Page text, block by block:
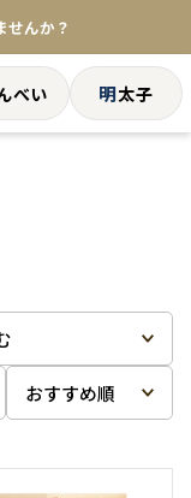
せんか？
場★
ン！めんべい
べい 明太子